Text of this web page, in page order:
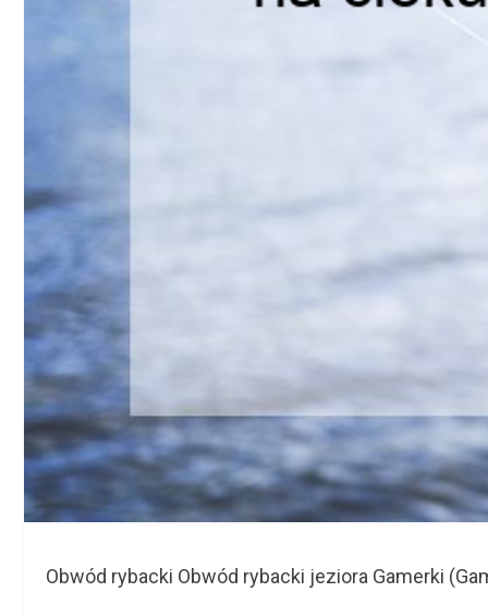
Obwód rybacki Obwód rybacki jeziora Gamerki